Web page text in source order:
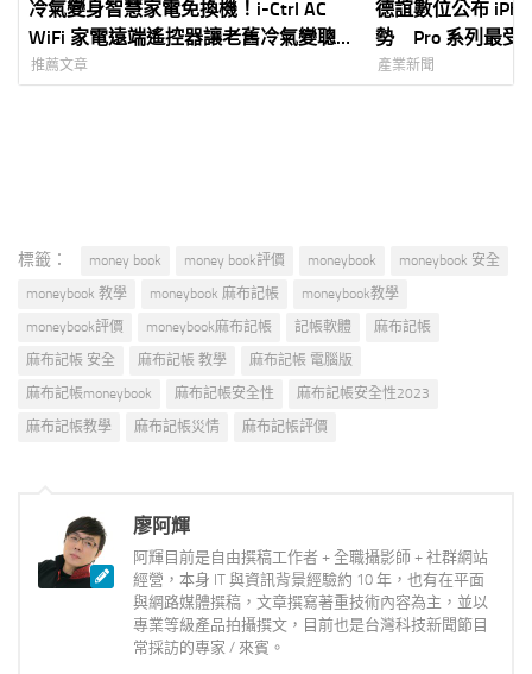
冷氣變身智慧家電免換機！i-Ctrl AC
WiFi 家電遠端遙控器讓老舊冷氣變聰
明
推薦文章
德誼數位公布
勢 Pro 系列最受
產業新聞
標籤： money book money book評價 moneybook
moneybook 安全
moneybook 教學
moneybook 麻布記帳
moneybook教學
moneybook評價
moneybook麻布記帳 記帳軟體
麻布記帳
麻布記帳 安全
麻布記帳 教學
麻布記帳 電腦版
麻布記帳moneybook
麻布記帳安全性
麻布記帳安全性2023
麻布記帳教學
麻布記帳災情 麻布記帳評價
廖阿輝
阿輝目前是自由撰稿工作者 + 全職攝影師 + 社群網站
經營，本身 IT 與資訊背景經驗約 10 年，也有在平面
與網路媒體撰稿，文章撰寫著重技術內容為主，並以
專業等級產品拍攝撰文，目前也是台灣科技新聞節目
常採訪的專家 / 來賓。